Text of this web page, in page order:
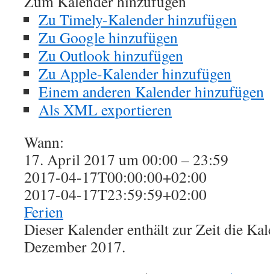
Zu Timely-Kalender hinzufügen
Zu Google hinzufügen
Zu Outlook hinzufügen
Zu Apple-Kalender hinzufügen
Einem anderen Kalender hinzufügen
Als XML exportieren
Wann:
17. April 2017 um 00:00 – 23:59
2017-04-17T00:00:00+02:00
2017-04-17T23:59:59+02:00
Ferien
Dieser Kalender enthält zur Zeit die
Dezember 2017.